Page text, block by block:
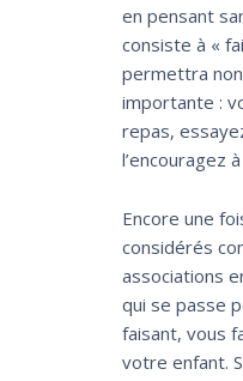
en pensant
consiste à «
permettra
importante :
repas,
l’encouragez
Encore une
considérés
associations
qui se passe
faisant, vous
votre enfant.